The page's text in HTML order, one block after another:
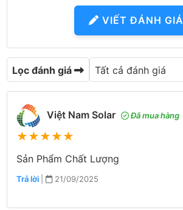
VIẾT ĐÁNH GIÁ
Lọc đánh giá
Việt Nam Solar Đã mua hàng
★★★★★
Sản Phẩm Chất Lượng
Trả lời | 21/09/2025